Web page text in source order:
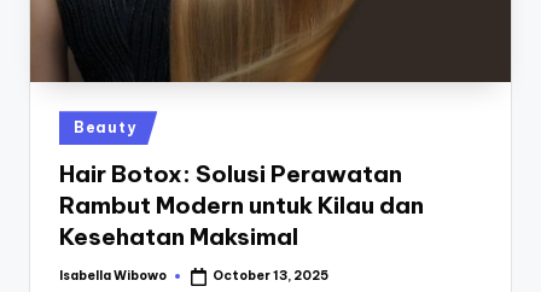
st
Posted
in
Beauty
Hair Botox: Solusi Perawatan
Rambut Modern untuk Kilau dan
Kesehatan Maksimal
Posted
Isabella Wibowo October 13, 2025